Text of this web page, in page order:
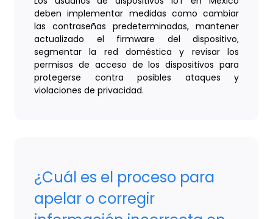
deben implementar medidas como cambiar
las contraseñas predeterminadas, mantener
actualizado el firmware del dispositivo,
segmentar la red doméstica y revisar los
permisos de acceso de los dispositivos para
protegerse contra posibles ataques y
violaciones de privacidad.
¿Cuál es el proceso para
apelar o corregir